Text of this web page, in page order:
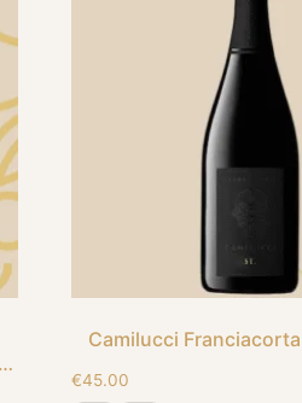
Camilucci
€45.00